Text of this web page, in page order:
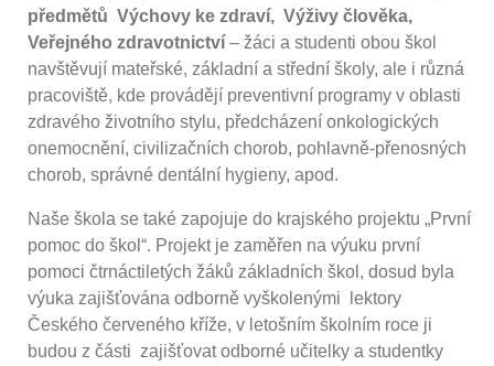
předmětů Výchovy ke zdraví, Výživy člověka,
Veřejného zdravotnictví– žáci a studenti obou škol
navštěvují mateřské, základní a střední školy, ale i různá
pracoviště, kde provádějí preventivní programy v oblasti
zdravého životního stylu, předcházení onkologických
onemocnění, civilizačních chorob, pohlavně-přenosných
chorob, správné dentální hygieny, apod.
Naše škola se také zapojuje do krajského projektu „První
pomoc do škol“. Projekt je zaměřen na výuku první
pomoci čtrnáctiletých žáků základních škol, dosud byla
výuka zajišťována odborně vyškolenými lektory
Českého červeného kříže, v letošním školním roce ji
budou z části zajišťovat odborné učitelky a studentky